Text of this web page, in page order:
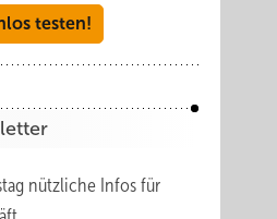
testen!
nützliche Infos für